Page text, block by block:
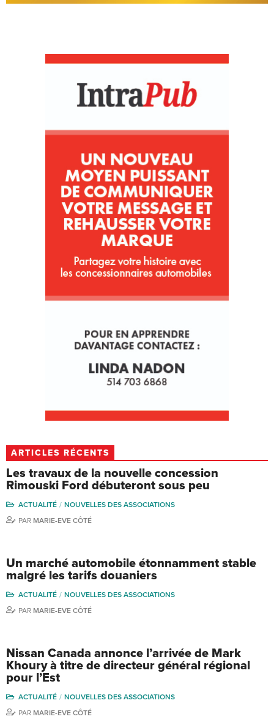
ARTICLES RÉCENTS
Les travaux de la nouvelle concession
Rimouski Ford débuteront sous peu
ACTUALITÉ
NOUVELLES DES ASSOCIATIONS
PAR MARIE-EVE CÔTÉ
Un marché automobile étonnamment stable
malgré les tarifs douaniers
ACTUALITÉ
NOUVELLES DES ASSOCIATIONS
PAR MARIE-EVE CÔTÉ
Nissan Canada annonce l’arrivée de Mark
Khoury à titre de directeur général régional
pour l’Est
ACTUALITÉ
NOUVELLES DES ASSOCIATIONS
PAR MARIE-EVE CÔTÉ